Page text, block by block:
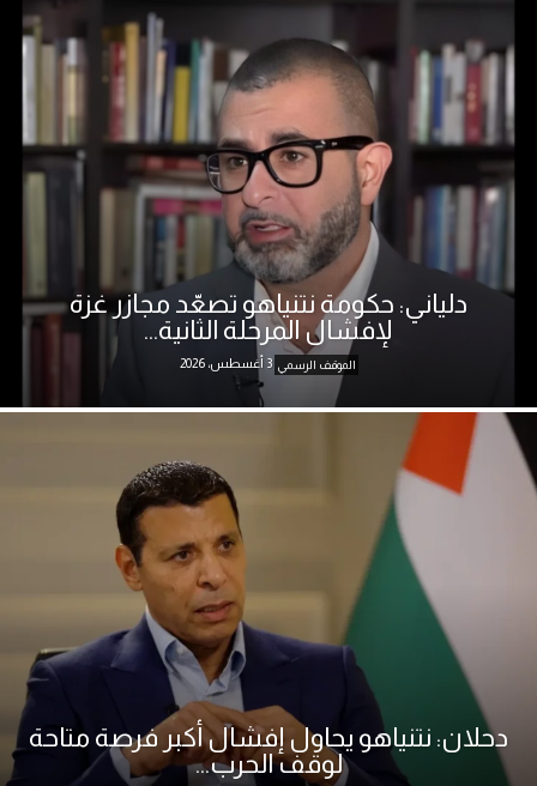
دلياني: حكومة نتنياهو تصعّد مجازر غزة
لإفشال المرحلة الثانية...
الموقف الرسمي 3 أغسطس، 2026
دحلان: نتنياهو يحاول إفشال أكبر فرصة متاحة
لوقف الحرب...